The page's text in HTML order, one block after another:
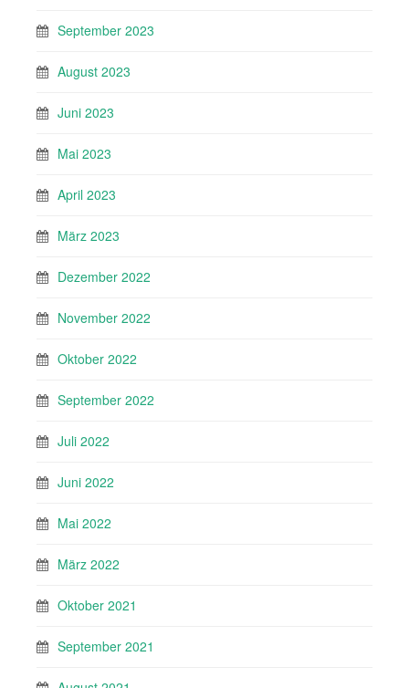
September 2023
August 2023
Juni 2023
Mai 2023
April 2023
März 2023
Dezember 2022
November 2022
Oktober 2022
September 2022
Juli 2022
Juni 2022
Mai 2022
März 2022
Oktober 2021
September 2021